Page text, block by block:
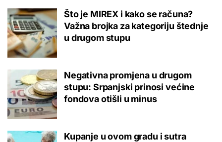
Što je MIREX i kako se računa?
Važna brojka za kategoriju štednje
u drugom stupu
Negativna promjena u drugom
stupu: Srpanjski prinosi većine
fondova otišli u minus
Kupanje u ovom gradu i sutra